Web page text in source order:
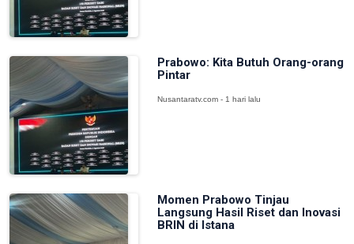
Prabowo: Kita Butuh Orang-orang
Pintar
Nusantaratv.com - 1 hari lalu
Momen Prabowo Tinjau
Langsung Hasil Riset dan Inovasi
BRIN di Istana